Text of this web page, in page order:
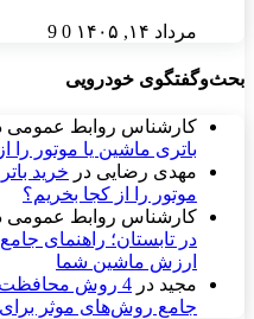
مرداد ۱۴, ۱۴۰۵ 0
9
بحث‌وگفتگوی خودرویی
کارشناس روابط عمومی
باتری ماشین یا موتور را
مهدی رضایی در خرید
موتور را از کجا بخریم؟
کارشناس روابط عمومی
در تابستان؛ راهنمای
ارزش ماشین شما
مجید در
4 روش محافظت
جامع روش‌های موثر